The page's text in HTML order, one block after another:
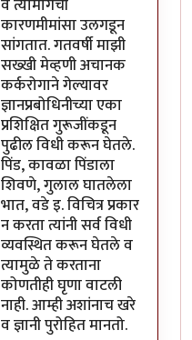
व त्यामागची
कारणमीमांसा उलगडून
सांगतात. गतवर्षी माझी
सख्खी मेव्हणी अचानक
कर्करोगाने गेल्यावर
ज्ञानप्रबोधिनीच्या एका
प्रशिक्षित गुरूजींकडून
पुढील विधी करून घेतले.
पिंड, कावळा पिंडाला
शिवणे, गुलाल घातलेला
भात, वडे इ. विचित्र प्रकार
न करता त्यांनी सर्व विधी
व्यवस्थित करून घेतले व
त्यामुळे ते करताना
कोणतीही घृणा वाटली
नाही. आम्ही अशांनाच खरे
व ज्ञानी पुरोहित मानतो.